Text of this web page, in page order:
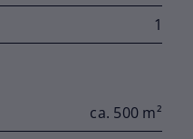
1
ca. 500 m²